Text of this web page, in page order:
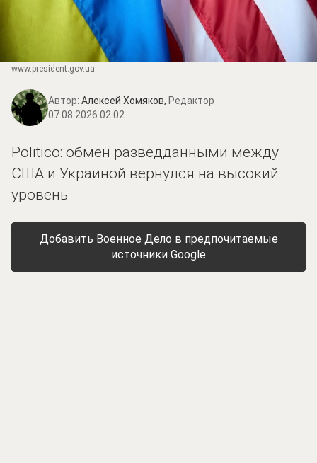
www.prеsidеnt.gоv.uа
Автор: Алексей Хомяков, Редактор
07.08.2026 02:02
Politico: обмен разведданными между
США и Украиной вернулся на высокий
уровень
Добавить Военное Дело в предпочитаемые
источники Google